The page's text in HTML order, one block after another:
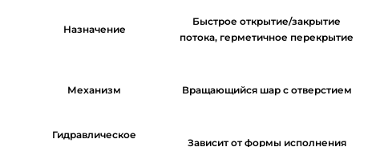
Назначение
Быстрое открытие/закрытие
потока, герметичное перекрытие
Механизм Вращающийся шар с отверстием
Гидравлическое
Зависит от формы исполнения